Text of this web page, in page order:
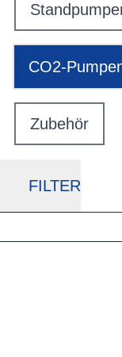
CO2-
Zubehör
FILTER